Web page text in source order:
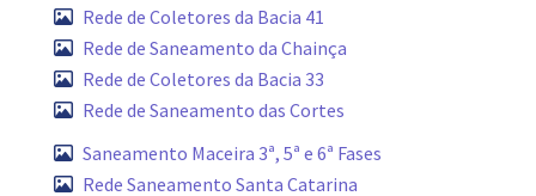
Rede de Coletores da Bacia 41
Rede de Saneamento da Chainça
Rede de Coletores da Bacia 33
Rede de Saneamento das Cortes
Saneamento Maceira 3ª, 5ª e 6ª Fases
Rede Saneamento Santa Catarina